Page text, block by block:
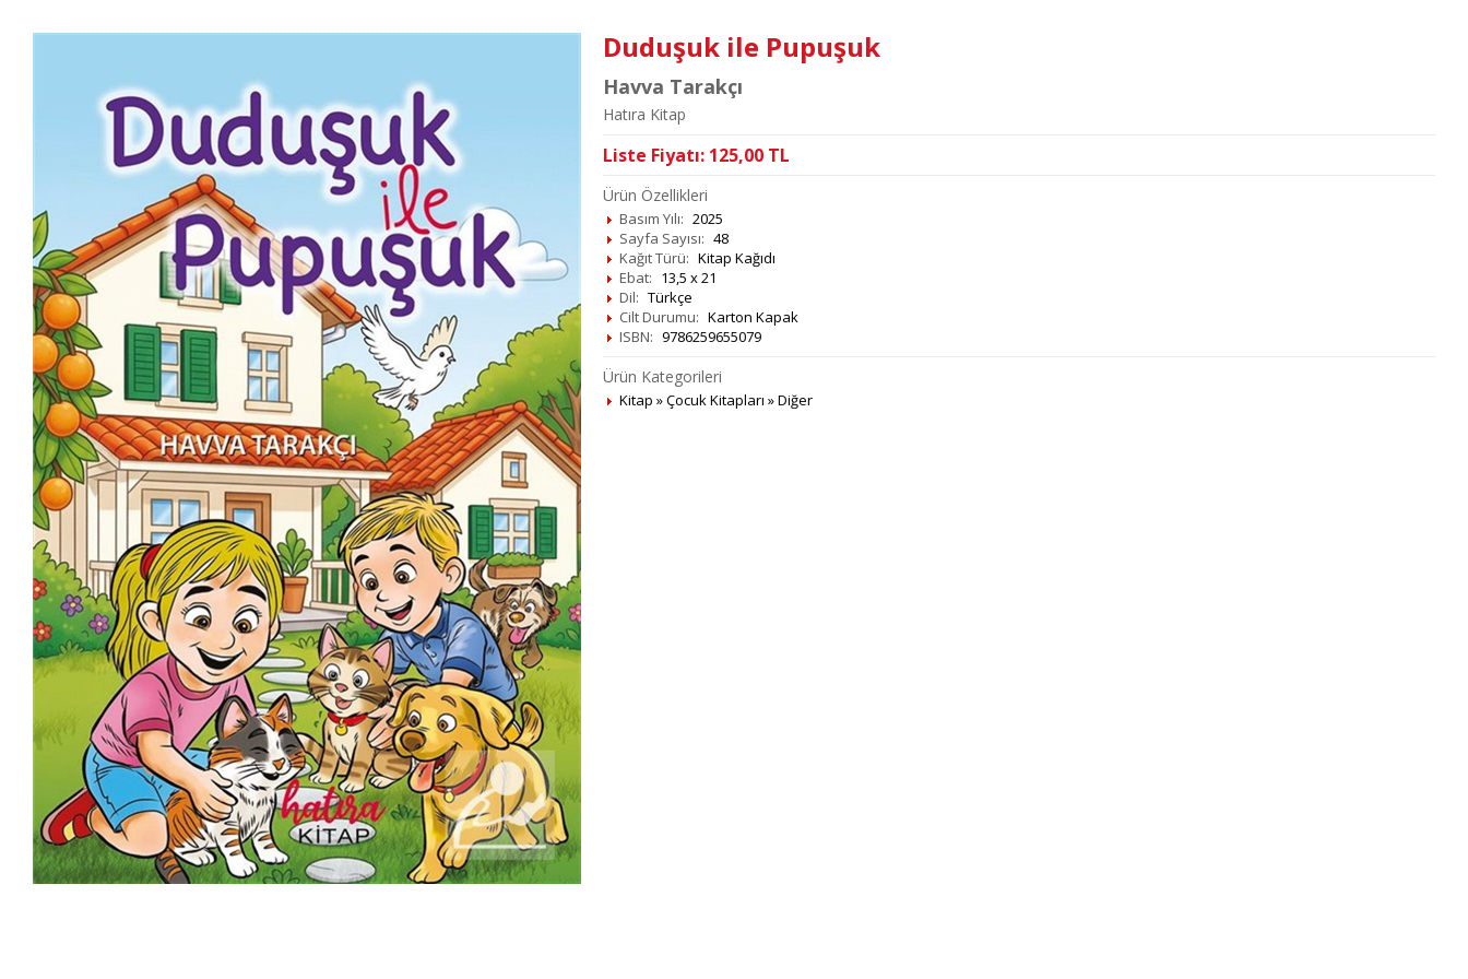
Duduşuk ile Pupuşuk
Havva Tarakçı
Hatıra Kitap
Liste Fiyatı: 125,00TL
Ürün Özellikleri
Basım Yılı: 2025
Sayfa Sayısı: 48
Kağıt Türü: Kitap Kağıdı
Ebat: 13,5 x 21
Dil: Türkçe
Cilt Durumu: Karton Kapak
ISBN: 9786259655079
Ürün Kategorileri
Kitap »Çocuk Kitapları »Diğer